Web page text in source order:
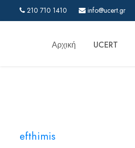
210 710 1410 info@ucert.gr
Αρχική UCERT
efthimis